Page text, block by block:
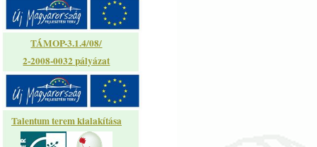
TÁMOP-3.1.4/08/
2-2008-0032 pályázat
Talentum terem kialakítása